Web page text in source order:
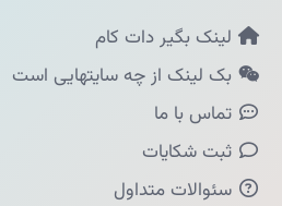
لینک بگیر دات کام
بک لینک از چه سایتهایی است
تماس با ما
ثبت شکایات
سئوالات متداول